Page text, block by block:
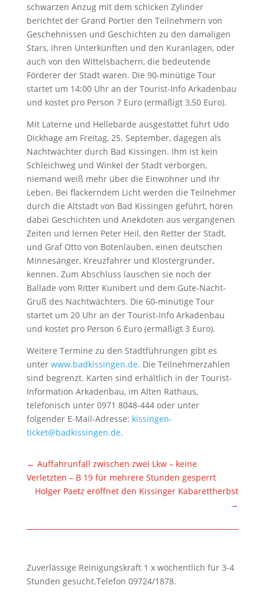
schwarzen Anzug mit dem schicken Zylinder
berichtet der Grand Portier den Teilnehmern von
Geschehnissen und Geschichten zu den damaligen
Stars, ihren Unterkünften und den Kuranlagen, oder
auch von den Wittelsbachern, die bedeutende
Förderer der Stadt waren. Die 90-minütige Tour
startet um 14:00 Uhr an der Tourist-Info Arkadenbau
und kostet pro Person 7 Euro (ermäßigt 3,50 Euro).
Mit Laterne und Hellebarde ausgestattet führt Udo
Dickhage am Freitag, 25. September, dagegen als
Nachtwächter durch Bad Kissingen. Ihm ist kein
Schleichweg und Winkel der Stadt verborgen,
niemand weiß mehr über die Einwohner und ihr
Leben. Bei flackerndem Licht werden die Teilnehmer
durch die Altstadt von Bad Kissingen geführt, hören
dabei Geschichten und Anekdoten aus vergangenen
Zeiten und lernen Peter Heil, den Retter der Stadt,
und Graf Otto von Botenlauben, einen deutschen
Minnesänger, Kreuzfahrer und Klostergründer,
kennen. Zum Abschluss lauschen sie noch der
Ballade vom Ritter Kunibert und dem Gute-Nacht-
Gruß des Nachtwächters. Die 60-minütige Tour
startet um 20 Uhr an der Tourist-Info Arkadenbau
und kostet pro Person 6 Euro (ermäßigt 3 Euro).
Weitere Termine zu den Stadtführungen gibt es
unter www.badkissingen.de. Die Teilnehmerzahlen
sind begrenzt. Karten sind erhältlich in der Tourist-
Information Arkadenbau, im Alten Rathaus,
telefonisch unter 0971 8048-444 oder unter
folgender E-Mail-Adresse: kissingen-
ticket@badkissingen.de.
← Auffahrunfall zwischen zwei Lkw – keine
Verletzten – B 19 für mehrere Stunden gesperrt
Holger Paetz eröffnet den Kissinger Kabarettherbst
→
Zuverlässige Reinigungskraft 1 x wöchentlich für 3-4
Stunden gesucht.Telefon 09724/1878.